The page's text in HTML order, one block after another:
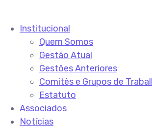
Institucional
Quem Somos
Gestão Atual
Gestões Anteriores
Comitês e Grupos de
Estatuto
Associados
Notícias